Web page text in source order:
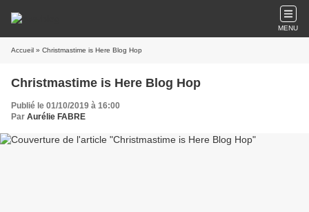
MENU
Accueil » Christmastime is Here Blog Hop
Christmastime is Here Blog Hop
Publié le 01/10/2019 à 16:00
Par Aurélie FABRE